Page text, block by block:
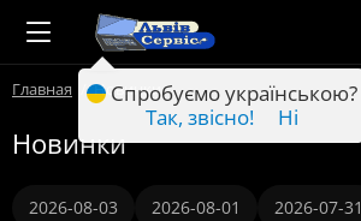
Главная Новинки
Новинки
2026-08-03 2026-08-01 2026-07-31
Спробуємо українською?
Так, звісно!
Ні